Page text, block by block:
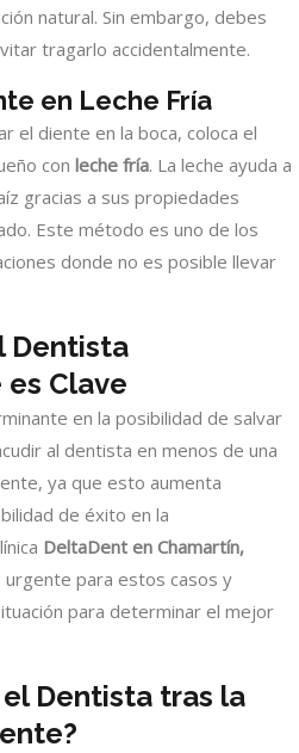
natural. Sin embargo, debes
tragarlo accidentalmente.
en Leche Fría
el diente en la boca, coloca el
con leche fría. La leche ayuda a
gracias a sus propiedades
Este método es uno de los
donde no es posible llevar
Dentista
Clave
en la posibilidad de salvar
al dentista en menos de una
ya que esto aumenta
de éxito en la
DeltaDent en Chamartín,
urgente para estos casos y
para determinar el mejor
Dentista tras la